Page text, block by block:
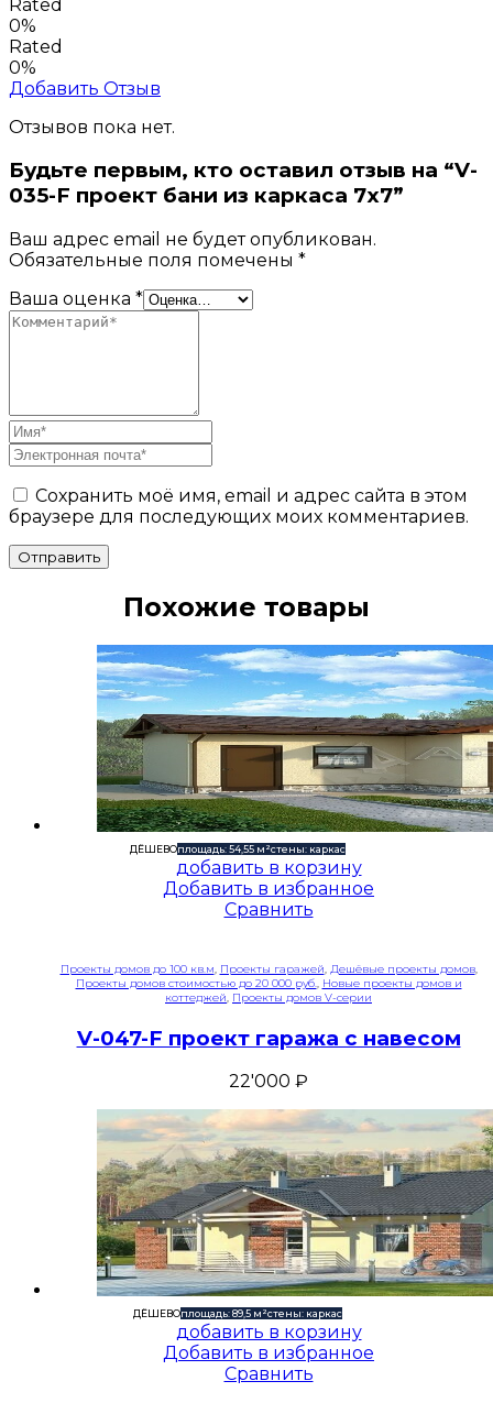
Rated
0%
Rated
0%
Добавить Отзыв
Отзывов пока нет.
Будьте первым, кто оставил отзыв на “V-
035-F проект бани из каркаса 7х7”
Ваш адрес email не будет опубликован.
Обязательные поля помечены *
Ваша оценка *
Сохранить моё имя, email и адрес сайта в этом
браузере для последующих моих комментариев.
Отправить
Похожие товары
ДЁШЕВОплощадь: 54,55 м²стены: каркас
добавить в корзину
Добавить в избранное
Сравнить
Проекты домов до 100 кв.м, Проекты гаражей, Дешёвые проекты домов,
Проекты домов стоимостью до 20 000 руб., Новые проекты домов и
коттеджей, Проекты домов V-серии
V-047-F проект гаража с навесом
22'000 ₽
ДЁШЕВОплощадь: 89,5 м²стены: каркас
добавить в корзину
Добавить в избранное
Сравнить